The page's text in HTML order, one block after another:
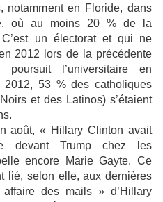
notamment en Floride, dans
où au moins 20 % de la
un électorat et qui ne
2012 lors de la précédente
l’universitaire en
2012, 53 % des catholiques
et des Latinos) s’étaient
août, « Hillary Clinton avait
devant Trump chez les
encore Marie Gayte. Ce
lié, selon elle, aux dernières
des mails » d’Hillary